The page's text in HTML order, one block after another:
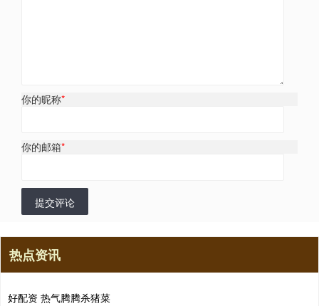
你的昵称*
你的邮箱*
提交评论
热点资讯
好配资 热气腾腾杀猪菜